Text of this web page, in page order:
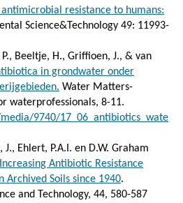
resistance to humans:
Science&Technology 49: 11993-
P., Beeltje, H., Griffioen, J., & van
in grondwater onder
Water Matters-
waterprofessionals, 8-11.
9740/17_06_antibiotics_wate
J., Ehlert, P.A.I. en D.W. Graham
Antibiotic Resistance
Archived Soils since 1940.
and Technology, 44, 580-587